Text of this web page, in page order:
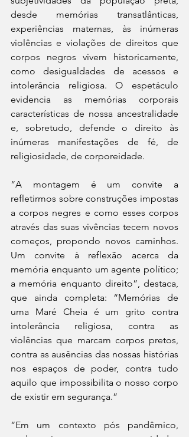
desde memórias transatlânticas,
experiências maternas, às inúmeras
violências e violações de direitos que
corpos negros vivem historicamente,
como desigualdades de acessos e
intolerância religiosa. O espetáculo
evidencia as memórias corporais
características de nossa ancestralidade
e, sobretudo, defende o direito às
inúmeras manifestações de fé, de
religiosidade, de corporeidade.
“A montagem é um convite a
refletirmos sobre construções impostas
a corpos negres e como esses corpos
através das suas vivências tecem novos
começos, propondo novos caminhos.
Um convite à reflexão acerca da
memória enquanto um agente político;
a memória enquanto direito”, destaca,
que ainda completa: “Memórias de
uma Maré Cheia é um grito contra
intolerância religiosa, contra as
violências que marcam corpos pretos,
contra as ausências das nossas histórias
nos espaços de poder, contra tudo
aquilo que impossibilita o nosso corpo
de existir em segurança.”
“Em um contexto pós pandêmico,